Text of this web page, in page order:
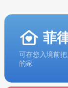
菲
可在您入境前
的家